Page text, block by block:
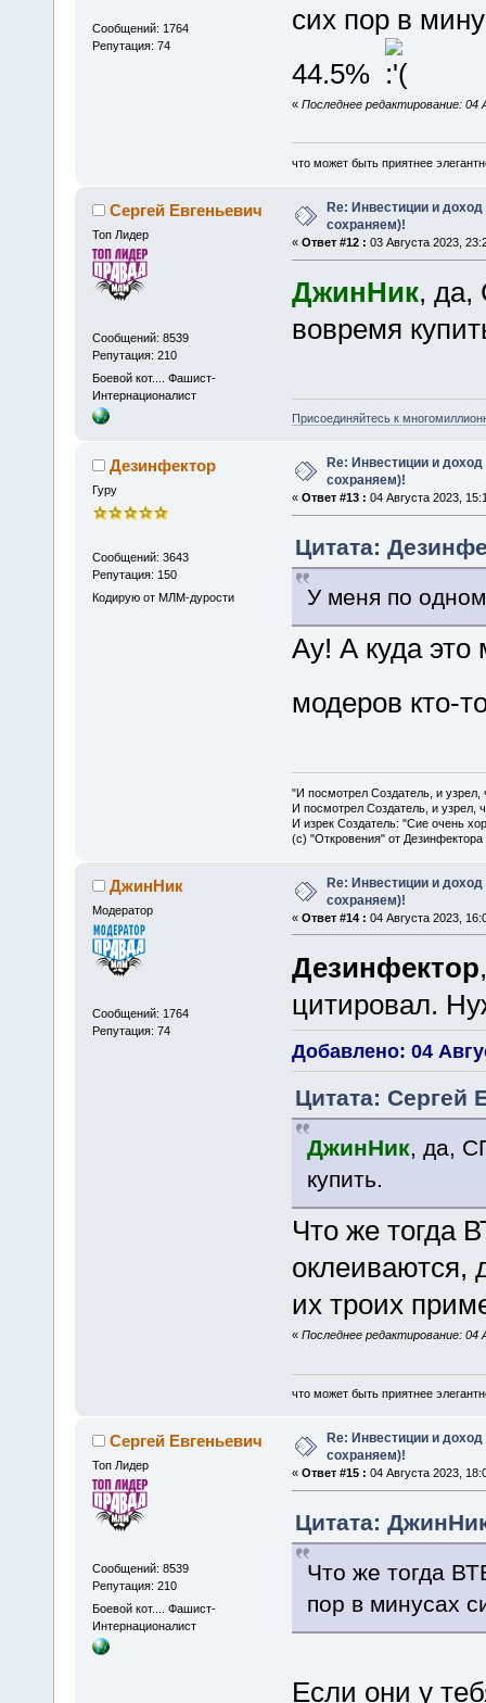
Сообщений: 1764
Репутация: 74
сих пор в
44.5%
« Последнее редактирование:
что может быть приятнее
Сергей Евгеньевич
Топ Лидер
Сообщений: 8539
Репутация: 210
Боевой кот.... Фашист-
Интернационалист
Re: Инвестиции и
сохраняем)!
« Ответ #12 : 03 Августа 2023,
ДжинНик, да,
вовремя
Присоединяйтесь к
Дезинфектор
Гуру
Сообщений: 3643
Репутация: 150
Кодирую от МЛМ-дурости
Re: Инвестиции и
сохраняем)!
« Ответ #13 : 04 Августа 2023,
Цитата:
У меня по
Ау! А куда это
модеров кто-
"И посмотрел Создатель, и
И посмотрел Создатель, и узрел,
И изрек Создатель: "Сие очень
(с) "Откровения" от Дезинфектора
ДжинНик
Модератор
Сообщений: 1764
Репутация: 74
Re: Инвестиции и
сохраняем)!
« Ответ #14 : 04 Августа 2023,
Дезинфектор
цитировал.
Добавлено: 04
Цитата: Сергей
ДжинНик, да,
купить.
Что же тогда
оклеиваются,
их троих
« Последнее редактирование:
что может быть приятнее
Сергей Евгеньевич
Топ Лидер
Сообщений: 8539
Репутация: 210
Боевой кот.... Фашист-
Интернационалист
Re: Инвестиции и
сохраняем)!
« Ответ #15 : 04 Августа 2023,
Цитата:
Что же тогда
пор в минусах
Если они у